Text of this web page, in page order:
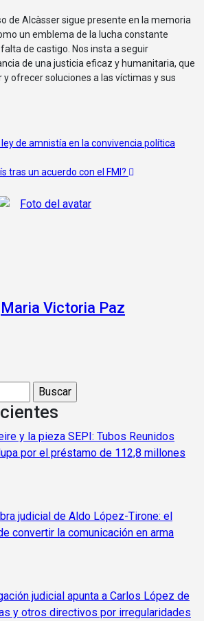
de Alcàsser sigue presente en la memoria
un emblema de la lucha constante
de castigo. Nos insta a seguir
de una justicia eficaz y humanitaria, que
ofrecer soluciones a las víctimas y sus
de amnistía en la convivencia política
tras un acuerdo con el FMI?
Maria Victoria Paz
y la pieza SEPI: Tubos Reunidos
por el préstamo de 112,8 millones
judicial de Aldo López-Tirone: el
convertir la comunicación en arma
judicial apunta a Carlos López de
y otros directivos por irregularidades